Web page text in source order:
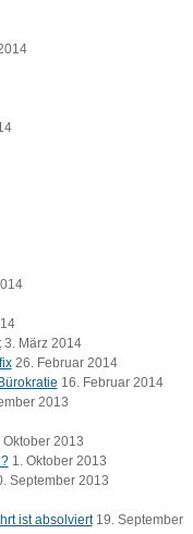
3. März 2014
26. Februar 2014
16. Februar 2014
2013
Oktober 2013
1. Oktober 2013
September 2013
ist absolviert 19. September